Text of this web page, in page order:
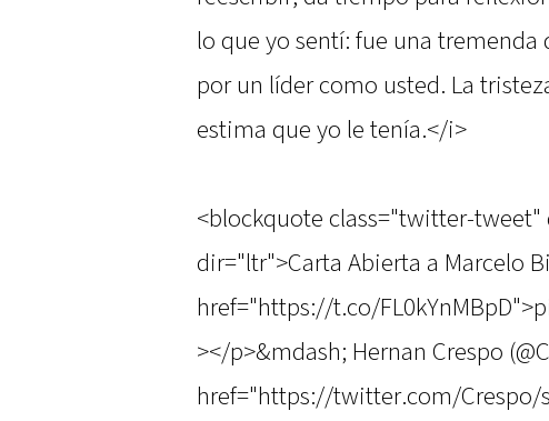
lo que yo sentí: fue una
por un líder como usted. La
estima que yo le tenía.</i>
<blockquote class="twitter-tweet"
dir="ltr">Carta Abierta a Marcelo
href="https://t.co/
></p>&mdash; Hernan Crespo
href="https://twitter.com/Crespo/